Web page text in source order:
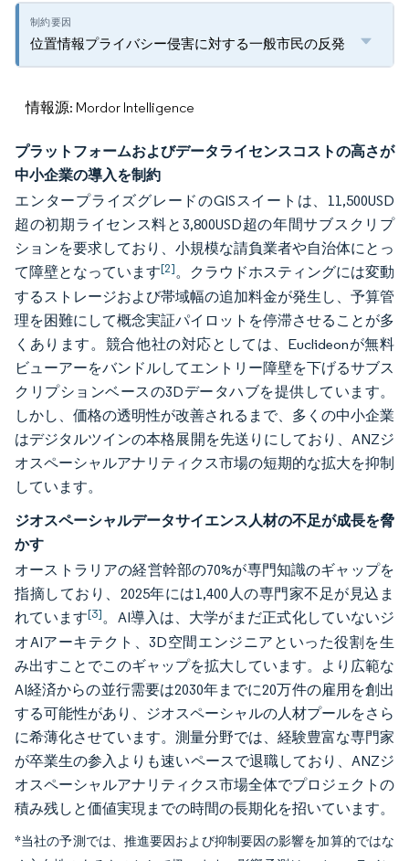
位置情報プライバシー侵害に対する一般市民の反発
情報源: Mordor Intelligence
プラットフォームおよびデータライセンスコストの高さが
中小企業の導入を制約
エンタープライズグレードのGISスイートは、11,500USD
超の初期ライセンス料と3,800USD超の年間サブスクリプ
ションを要求しており、小規模な請負業者や自治体にとっ
て障壁となっています[2]。クラウドホスティングには変動
するストレージおよび帯域幅の追加料金が発生し、予算管
理を困難にして概念実証パイロットを停滞させることが多
くあります。競合他社の対応としては、Euclideonが無料
ビューアーをバンドルしてエントリー障壁を下げるサブス
クリプションベースの3Dデータハブを提供しています。
しかし、価格の透明性が改善されるまで、多くの中小企業
はデジタルツインの本格展開を先送りにしており、ANZジ
オスペーシャルアナリティクス市場の短期的な拡大を抑制
しています。
ジオスペーシャルデータサイエンス人材の不足が成長を脅
かす
オーストラリアの経営幹部の70%が専門知識のギャップを
指摘しており、2025年には1,400人の専門家不足が見込ま
れています[3]。AI導入は、大学がまだ正式化していないジ
オAIアーキテクト、3D空間エンジニアといった役割を生
み出すことでこのギャップを拡大しています。より広範な
AI経済からの並行需要は2030年までに20万件の雇用を創出
する可能性があり、ジオスペーシャルの人材プールをさら
に希薄化させています。測量分野では、経験豊富な専門家
が卒業生の参入よりも速いペースで退職しており、ANZジ
オスペーシャルアナリティクス市場全体でプロジェクトの
積み残しと価値実現までの時間の長期化を招いています。
*当社の予測では、推進要因および抑制要因の影響を加算的ではな